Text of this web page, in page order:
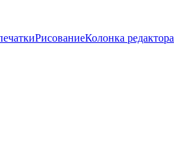
РисованиеКолонка редактора